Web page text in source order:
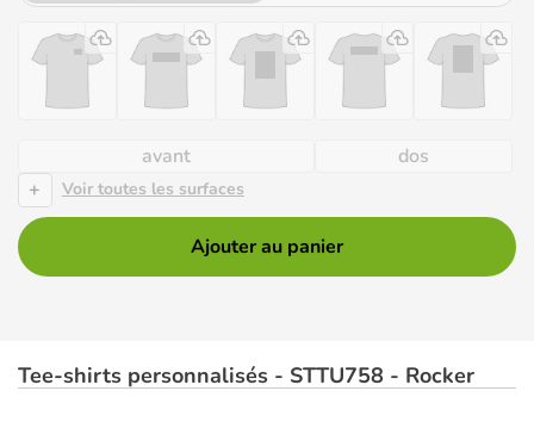
avant
dos
+
Voir toutes les surfaces
Ajouter au panier
Tee-shirts personnalisés - STTU758 - Rocker